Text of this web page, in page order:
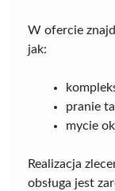
W ofercie
jak:
pranie
mycie
Realizacja
obsługa jest